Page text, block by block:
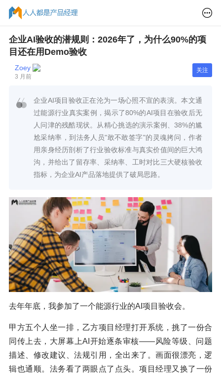
企业AI验收的潜规则：2026年了，为什么90%的项
目还在用Demo验收
Zoey
3 月前
关注
企业AI项目验收正在沦为一场心照不宣的表演。本文通
过能源行业真实案例，揭示了80%的AI项目在验收后无
人问津的残酷现状。从精心挑选的演示案例、38%的尴
尬采纳率，到法务人员"敢不敢签字"的灵魂拷问，作者
用亲身经历剖析了行业验收标准与真实价值间的巨大鸿
沟，并给出了留存率、采纳率、工时对比三大硬核验收
指标，为企业AI产品落地提供了破局思路。
去年年底，我参加了一个能源行业的AI项目验收会。
甲方五个人坐一排，乙方项目经理打开系统，挑了一份合
同传上去，大屏幕上AI开始逐条审核——风险等级、问题
描述、修改建议、法规引用，全出来了。画面很漂亮，逻
辑也通顺。法务看了两眼点了点头。项目经理又换了一份